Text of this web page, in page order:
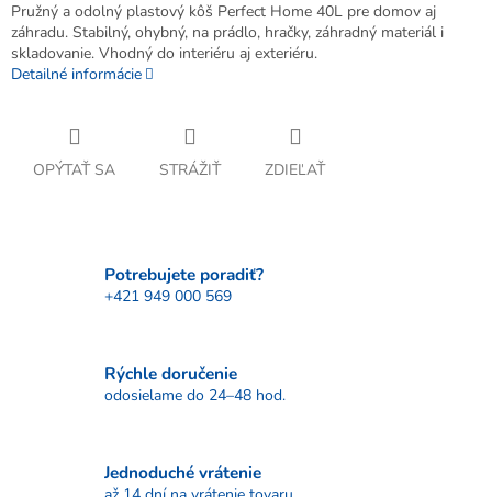
Pružný a odolný plastový kôš Perfect Home 40L pre domov aj
záhradu. Stabilný, ohybný, na prádlo, hračky, záhradný materiál i
skladovanie. Vhodný do interiéru aj exteriéru.
Detailné informácie
OPÝTAŤ SA STRÁŽIŤ ZDIEĽAŤ
Potrebujete poradiť?
+421 949 000 569
Rýchle doručenie
odosielame do 24–48 hod.
Jednoduché vrátenie